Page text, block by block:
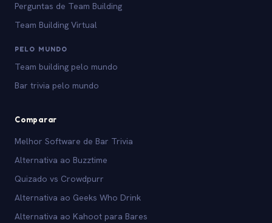
Perguntas de Team Building
Team Building Virtual
PELO MUNDO
Team building pelo mundo
Bar trivia pelo mundo
Comparar
Melhor Software de Bar Trivia
Alternativa ao Buzztime
Quizado vs Crowdpurr
Alternativa ao Geeks Who Drink
Alternativa ao Kahoot para Bares